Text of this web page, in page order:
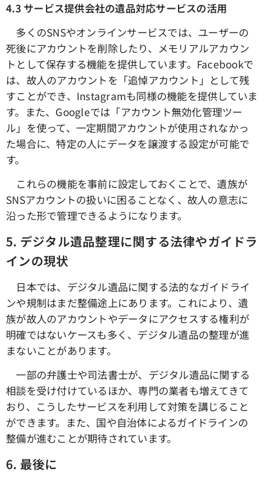
4.3 サービス提供会社の遺品対応サービスの活用
多くのSNSやオンラインサービスでは、ユーザーの
死後にアカウントを削除したり、メモリアルアカウン
トとして保存する機能を提供しています。Facebookで
は、故人のアカウントを「追悼アカウント」として残
すことができ、Instagramも同様の機能を提供していま
す。また、Googleでは「アカウント無効化管理ツー
ル」を使って、一定期間アカウントが使用されなかっ
た場合に、特定の人にデータを譲渡する設定が可能で
す。
これらの機能を事前に設定しておくことで、遺族が
SNSアカウントの扱いに困ることなく、故人の意志に
沿った形で管理できるようになります。
5. デジタル遺品整理に関する法律やガイドラ
インの現状
日本では、デジタル遺品に関する法的なガイドライ
ンや規制はまだ整備途上にあります。これにより、遺
族が故人のアカウントやデータにアクセスする権利が
明確ではないケースも多く、デジタル遺品の整理が進
まないことがあります。
一部の弁護士や司法書士が、デジタル遺品に関する
相談を受け付けているほか、専門の業者も増えてきて
おり、こうしたサービスを利用して対策を講じること
ができます。また、国や自治体によるガイドラインの
整備が進むことが期待されています。
6. 最後に